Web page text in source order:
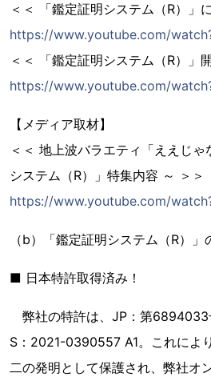
＜＜ 「鑑定証明システム（R）」
https://www.youtube.com/
＜＜ 「鑑定証明システム（R）」
https://www.youtube.com/
【メディア取材】
＜＜ 地上波バラエティ「ええじ
システム（R）」特集内容 ～ ＞＞
https://www.youtube.com/
（b）「鑑定証明システム（R）
■ 日本特許取得済み！
弊社の特許は、JP：第
S：2021-0390557 A1。これによ
二の発明として保護され、弊社オ